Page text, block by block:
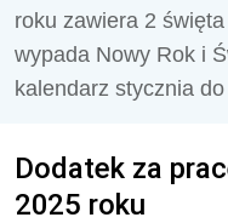
roku zawiera 2
wypada Nowy Rok i
kalendarz stycznia
Dodatek za
2025 roku